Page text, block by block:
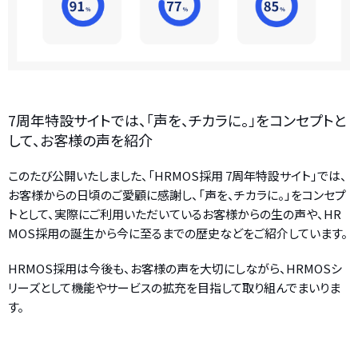
7周年特設サイトでは、「声を、チカラに。」をコンセプトと
して、お客様の声を紹介
このたび公開いたしました、「HRMOS採用 7周年特設サイト」では、
お客様からの日頃のご愛顧に感謝し、「声を、チカラに。」をコンセプ
トとして、実際にご利用いただいているお客様からの生の声や、HR
MOS採用の誕生から今に至るまでの歴史などをご紹介しています。
HRMOS採用は今後も、お客様の声を大切にしながら、HRMOSシ
リーズとして機能やサービスの拡充を目指して取り組んでまいりま
す。